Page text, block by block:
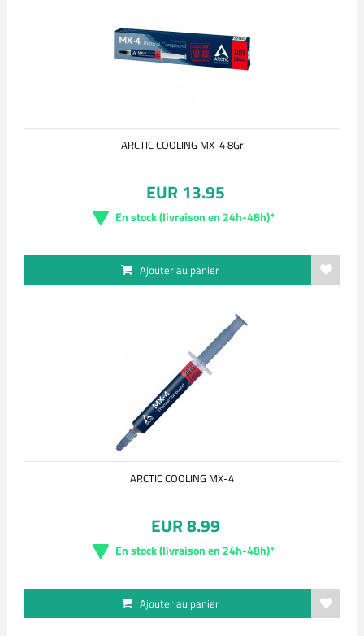
ARCTIC COOLING MX-4 8Gr
EUR 13.95
En stock (livraison en 24h-48h)*
Ajouter au panier
ARCTIC COOLING MX-4
EUR 8.99
En stock (livraison en 24h-48h)*
Ajouter au panier